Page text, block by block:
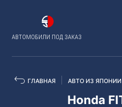
АВТОМОБИЛИ ПОД ЗАКАЗ
ГЛАВНАЯ АВТО ИЗ ЯПОНИИ
Honda